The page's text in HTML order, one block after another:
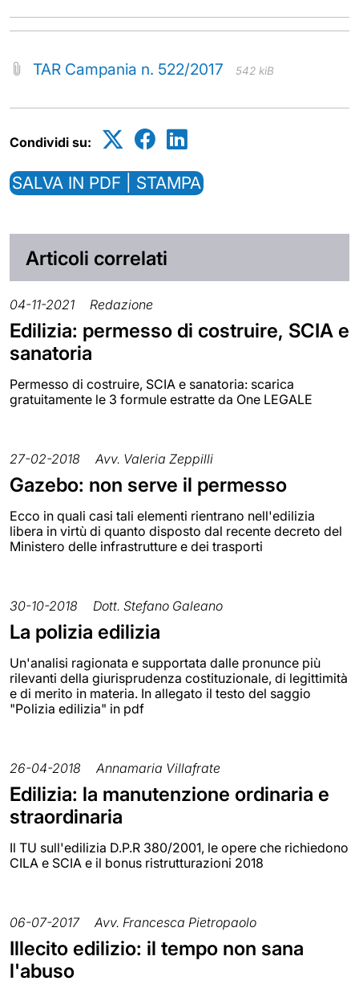
TAR Campania n. 522/2017 542 kiB
Condividi su:
SALVA IN PDF | STAMPA
Articoli correlati
04-11-2021 Redazione
Edilizia: permesso di costruire, SCIA e
sanatoria
Permesso di costruire, SCIA e sanatoria: scarica
gratuitamente le 3 formule estratte da One LEGALE
27-02-2018 Avv. Valeria Zeppilli
Gazebo: non serve il permesso
Ecco in quali casi tali elementi rientrano nell'edilizia
libera in virtù di quanto disposto dal recente decreto del
Ministero delle infrastrutture e dei trasporti
30-10-2018 Dott. Stefano Galeano
La polizia edilizia
Un'analisi ragionata e supportata dalle pronunce più
rilevanti della giurisprudenza costituzionale, di legittimità
e di merito in materia. In allegato il testo del saggio
"Polizia edilizia" in pdf
26-04-2018 Annamaria Villafrate
Edilizia: la manutenzione ordinaria e
straordinaria
Il TU sull'edilizia D.P.R 380/2001, le opere che richiedono
CILA e SCIA e il bonus ristrutturazioni 2018
06-07-2017 Avv. Francesca Pietropaolo
Illecito edilizio: il tempo non sana
l'abuso